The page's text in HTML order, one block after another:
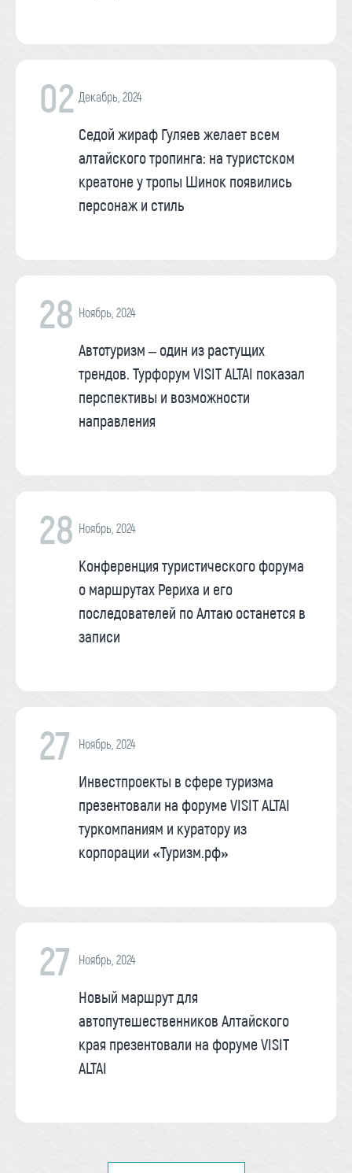
02 Декабрь, 2024
Седой жираф Гуляев желает всем
алтайского тропинга: на туристском
креатоне у тропы Шинок появились
персонаж и стиль
28 Ноябрь, 2024
Автотуризм – один из растущих
трендов. Турфорум VISIT ALTAI показал
перспективы и возможности
направления
28 Ноябрь, 2024
Конференция туристического форума
о маршрутах Рериха и его
последователей по Алтаю останется в
записи
27 Ноябрь, 2024
Инвестпроекты в сфере туризма
презентовали на форуме VISIT ALTAI
туркомпаниям и куратору из
корпорации «Туризм.рф»
27 Ноябрь, 2024
Новый маршрут для
автопутешественников Алтайского
края презентовали на форуме VISIT
ALTAI